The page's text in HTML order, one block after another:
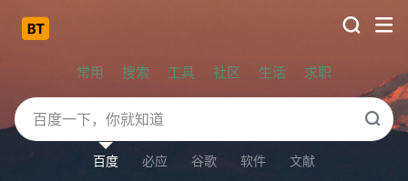
常用 搜索 工具 社区 生活 求职
百度 必应 谷歌 软件 文献